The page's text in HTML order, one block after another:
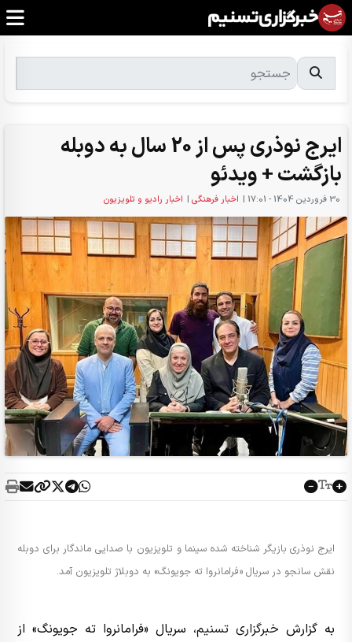
ایرج نوذری پس از 20 سال به دوبله
بازگشت + ویدئو
30 فروردين 1404 - 17:01 | اخبار فرهنگی | اخبار رادیو و تلویزیون
ایرج نوذری بازیگر شناخته شده سینما و تلویزیون با صدایی ماندگار برای دوبله
نقش سانجو در سریال «فرامانروا ته جویونگ» به دوبلاژ تلویزیون آمد.
به گزارش خبرگزاری تسنیم، سریال «فرامانروا ته جویونگ» از